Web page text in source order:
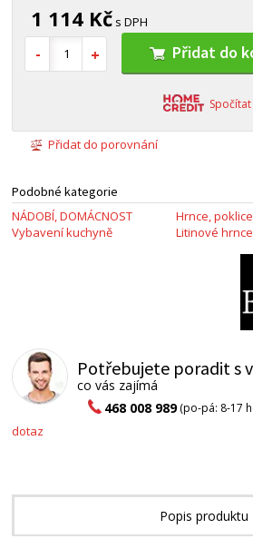
1 114 Kč s DPH
Přidat do
Přidat do porovnání
Podobné kategorie
NÁDOBÍ, DOMÁCNOST
Vybavení kuchyně
Hrnce, poklice
Litinové hrnce
Potřebujete poradit s
co vás zajímá
468 008 989(po-pá: 8-17
dotaz
Popis produktu